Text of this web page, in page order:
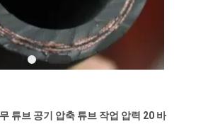
튜브 공기 압축 튜브 작업 압력 20 바